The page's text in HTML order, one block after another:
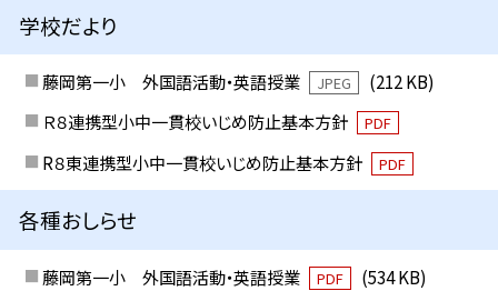
学校だより
藤岡第一小 外国語活動・英語授業 JPEG
(212 KB)
Ｒ８連携型小中一貫校いじめ防止基本方針
PDF
R８東連携型小中一貫校いじめ防止基本方針 PDF
各種おしらせ
藤岡第一小 外国語活動・英語授業 PDF
(534 KB)